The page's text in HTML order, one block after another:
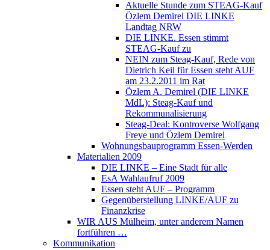
Aktuelle Stunde zum STEAG-Kauf
Özlem Demirel DIE LINKE
Landtag NRW
DIE LINKE. Essen stimmt
STEAG-Kauf zu
NEIN zum Steag-Kauf, Rede von
Dietrich Keil für Essen steht AUF
am 23.2.2011 im Rat
Özlem A. Demirel (DIE LINKE
MdL): Steag-Kauf und
Rekommunalisierung
Steag-Deal: Kontroverse Wolfgang
Freye und Özlem Demirel
Wohnungsbauprogramm Essen-Werden
Materialien 2009
DIE LINKE – Eine Stadt für alle
EsA Wahlaufruf 2009
Essen steht AUF – Programm
Gegenüberstellung LINKE/AUF zu
Finanzkrise
WIR AUS Mülheim, unter anderem Namen
fortführen …
Kommunikation